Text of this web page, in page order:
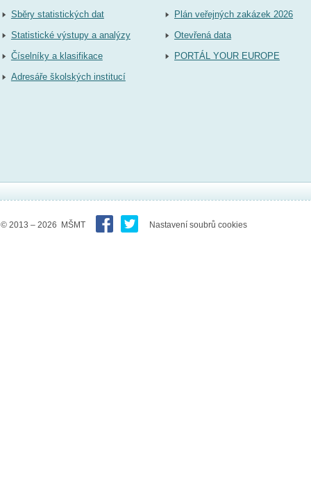
Sběry statistických dat
Statistické výstupy a analýzy
Číselníky a klasifikace
Adresáře školských institucí
Plán veřejných zakázek 2026
Otevřená data
PORTÁL YOUR EUROPE
© 2013 – 2026 MŠMT Nastavení soubrů cookies